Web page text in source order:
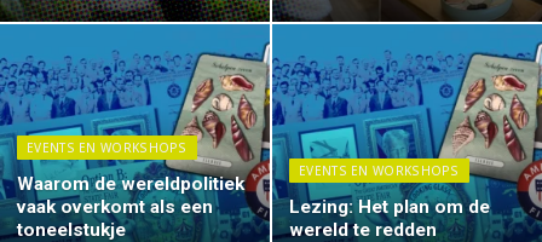
EVENTS EN WORKSHOPS
Waarom de wereldpolitiek
vaak overkomt als een
toneelstukje
EVENTS EN WORKSHOPS
Lezing: Het plan om de
wereld te redden